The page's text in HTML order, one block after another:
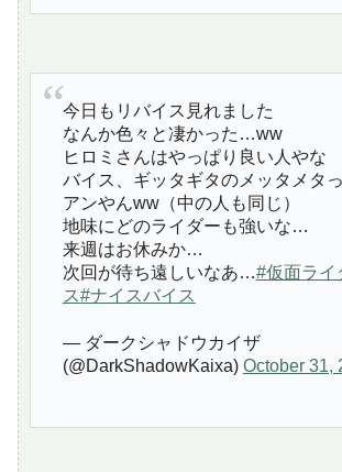
今日もリバイス見れました
なんか色々と凄かった…ww
ヒロミさんはやっぱり良い人やな
バイス、ギッタギタのメッタメタ
アンやんww（中の人も同じ）
地味にどのライダーも強いな…
来週はお休みか…
次回が待ち遠しいなあ…#仮面ライ
ス#ナイスバイス
— ダークシャドウカイザ
(@DarkShadowKaixa) October 31,